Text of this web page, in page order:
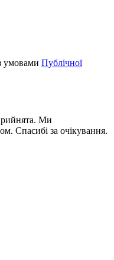
умовами Публічної
Ми
Спасибі за очікування.